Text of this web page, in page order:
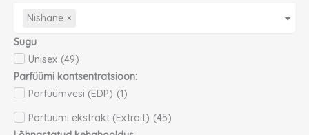
Nishane ×
Sugu
Unisex (49)
Parfüümi kontsentratsioon:
Parfüümvesi (EDP) (1)
Parfüümi ekstrakt (Extrait) (45)